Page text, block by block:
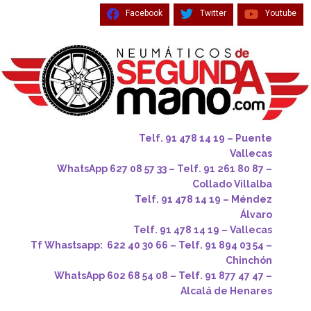
Facebook Twitter Youtube
Telf. 91 478 14 19 – Puente
Vallecas
WhatsApp 627 08 57 33 – Telf. 91 261 80 87 –
Collado Villalba
Telf. 91 478 14 19 – Méndez
Álvaro
Telf. 91 478 14 19 – Vallecas
Tf Whastsapp: 622 40 30 66 – Telf. 91 894 03 54 –
Chinchón
WhatsApp 602 68 54 08 – Telf. 91 877 47 47 –
Alcalá de Henares